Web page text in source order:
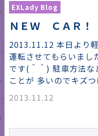
EXLady Blog
ＮＥＷ ＣＡＲ！
2013.11.12 本日より
運転させてもらいまし
です(＾＾) 駐車方法
ことが 多いのでキズ
2013.11.12